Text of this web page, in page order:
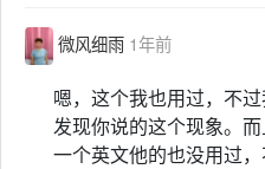
微风细雨 1年前
嗯，这个我也用过，不
发现你说的这个现象。
一个英文他的也没用过，